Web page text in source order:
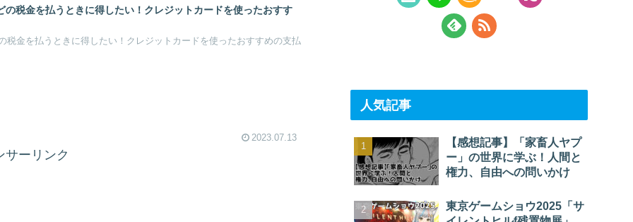
の税金を払うときに得したい！クレジットカードを使ったおすす
税金を払うときに得したい！クレジットカードを使ったおすすめの支払
2023.07.13
サーリンク
人気記事
【感想記事】「家畜人ヤプ
ー」の世界に学ぶ！人間と
権力、自由への問いかけ
東京ゲームショウ2025「サ